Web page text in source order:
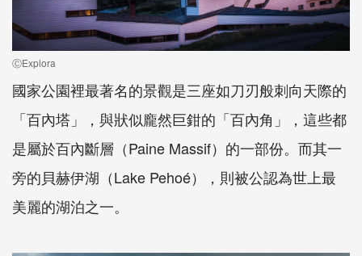
ⒸExplora
國家公園裡最著名的景觀是三座如刀刃般刺向天際的
「百內塔」，與狀似龐然巨鉗的「百內角」，這些都
是屬於百內斷層（Paine Massif）的一部份。而其一
旁的貝赫伊湖（Lake Pehoé），則被公認為世上最
美麗的湖泊之一。